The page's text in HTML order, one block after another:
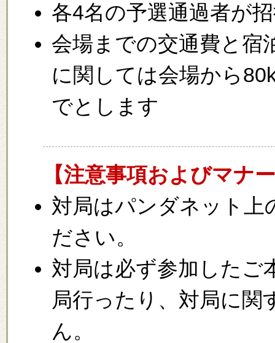
各4名の予選通過者が
会場までの交通費と宿
に関しては会場から
でとします
【注意事項およびマナ
対局はパンダネット上
ださい。
対局は必ず参加したご
局行ったり、対局に関
ん。